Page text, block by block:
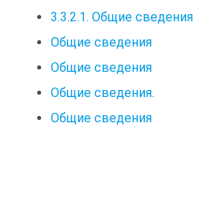
3.3.2.1. Общие сведения
Общие сведения
Общие сведения
Общие сведения.
Общие сведения